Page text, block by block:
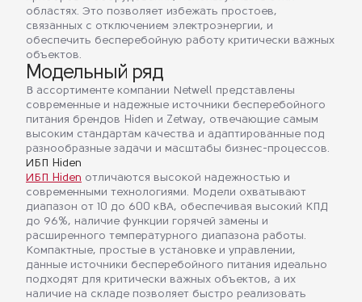
областях. Это позволяет избежать простоев,
связанных с отключением электроэнергии, и
обеспечить бесперебойную работу критически важных
объектов.
Модельный ряд
В ассортименте компании Netwell представлены
современные и надежные источники бесперебойного
питания брендов Hiden и Zetway, отвечающие самым
высоким стандартам качества и адаптированные под
разнообразные задачи и масштабы бизнес-процессов.
ИБП Hiden
ИБП Hiden отличаются высокой надежностью и
современными технологиями. Модели охватывают
диапазон от 10 до 600 кВА, обеспечивая высокий КПД
до 96%, наличие функции горячей замены и
расширенного температурного диапазона работы.
Компактные, простые в установке и управлении,
данные источники бесперебойного питания идеально
подходят для критически важных объектов, а их
наличие на складе позволяет быстро реализовать